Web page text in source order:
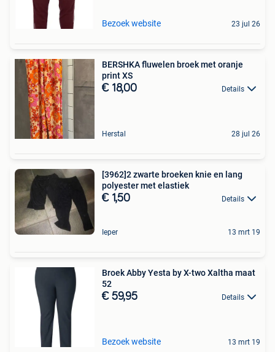
Bezoek website 23 jul 26
BERSHKA fluwelen broek met oranje
print XS
€ 18,00 Details
Herstal 28 jul 26
[3962]2 zwarte broeken knie en lang
polyester met elastiek
€ 1,50 Details
Ieper 13 mrt 19
Broek Abby Yesta by X-two Xaltha maat
52
€ 59,95 Details
Bezoek website 13 mrt 19